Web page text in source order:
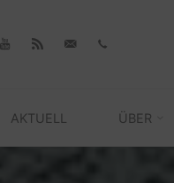
AKTUELL ÜBER